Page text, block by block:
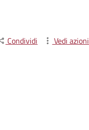
Condividi Vedi azioni